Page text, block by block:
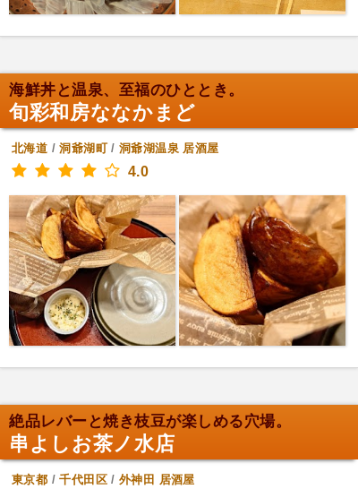
海鮮丼と温泉、至福のひととき。
旬彩和房ななかまど
北海道 /洞爺湖町/洞爺湖温泉 居酒屋
4.0
絶品レバーと焼き枝豆が楽しめる穴場。
串よしお茶ノ水店
東京都 /千代田区/外神田 居酒屋